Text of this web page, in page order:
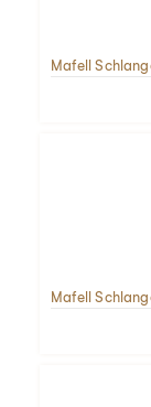
Mafell
Mafell